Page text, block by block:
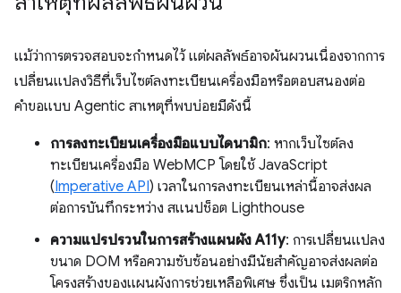
แม้ว่าการตรวจสอบจะกำหนดไว้ แต่ผลลัพธ์อาจผันผวนเนื่องจากการ
เปลี่ยนแปลงวิธีที่เว็บไซต์ลงทะเบียนเครื่องมือหรือตอบสนองต่อ
คำขอแบบ Agentic สาเหตุที่พบบ่อยมีดังนี้
การลงทะเบียนเครื่องมือแบบไดนามิก: หากเว็บไซต์ลง
ทะเบียนเครื่องมือ WebMCP โดยใช้ JavaScript
(Imperative API) เวลาในการลงทะเบียนเหล่านี้อาจส่งผล
ต่อการบันทึกระหว่าง สแนปช็อต Lighthouse
ความแปรปรวนในการสร้างแผนผัง A11y: การเปลี่ยนแปลง
ขนาด DOM หรือความซับซ้อนอย่างมีนัยสำคัญอาจส่งผลต่อ
โครงสร้างของแผนผังการช่วยเหลือพิเศษ ซึ่งเป็น เมตริกหลัก